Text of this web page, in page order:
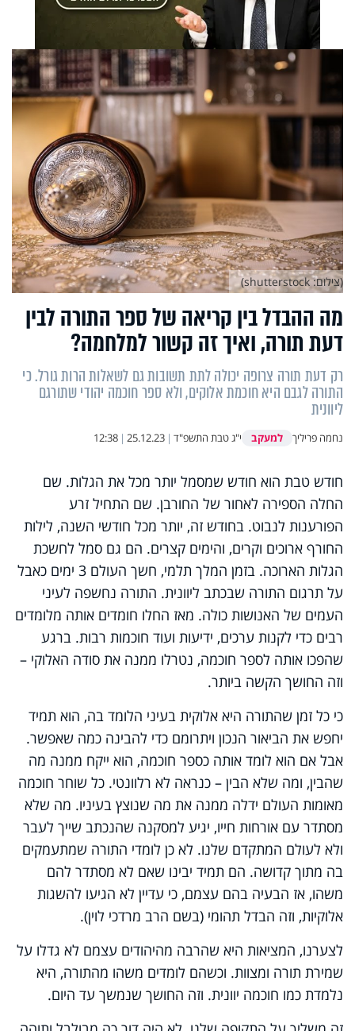
מה ההבדל בין קריאה של ספר התורה לבין
דעת תורה, ואיך זה קשור למלחמה?
רק דעת תורה צרופה יכולה לתת תשובות גם לשאלות הרות גורל. כי
התורה לגבם היא חוכמת אלוקים, ולא ספר חוכמה יהודי שתורגם
ליוונית
נחמה פריליך למעקב י"ג טבת התשפ"ד |
25.12.23
|
12:38
(צילום: shutterstock)
חודש טבת הוא חודש שמסמל יותר מכל את הגלות. שם
החלה הספירה לאחור של החורבן. שם התחיל זרע
הפורענות לנבוט. בחודש זה, יותר מכל חודשי השנה, לילות
החורף ארוכים וקרים, והימים קצרים. הם גם סמל לחשכת
הגלות הארוכה. בזמן המלך תלמי, חשך העולם 3 ימים כאבל
על תרגום התורה שבכתב ליוונית. התורה נחשפה לעיני
העמים של האנושות כולה. מאז החלו חומדים אותה מלומדים
רבים כדי לקנות ערכים, ידיעות ועוד חוכמות רבות. ברגע
שהפכו אותה לספר חוכמה, נטרלו ממנה את סודה האלוקי –
וזה החושך הקשה ביותר.
כי כל זמן שהתורה היא אלוקית בעיני הלומד בה, הוא תמיד
יחפש את הביאור הנכון ויתרומם כדי להבינה כמה שאפשר.
אבל אם הוא לומד אותה כספר חוכמה, הוא ייקח ממנה מה
שהבין, ומה שלא הבין – כנראה לא רלוונטי. כל שוחר חוכמה
מאומות העולם ידלה ממנה את מה שנוצץ בעיניו. מה שלא
מסתדר עם אורחות חייו, יגיע למסקנה שהנכתב שייך לעבר
ולא לעולם המתקדם שלנו. לא כן לומדי התורה שמתעמקים
בה מתוך קדושה. הם תמיד יבינו שאם לא מסתדר להם
משהו, אז הבעיה בהם עצמם, כי עדיין לא הגיעו להשגות
אלוקיות, וזה הבדל תהומי (בשם הרב מרדכי לוין).
לצערנו, המציאות היא שהרבה מהיהודים עצמם לא גדלו על
שמירת תורה ומצוות. וכשהם לומדים משהו מהתורה, היא
נלמדת כמו חוכמה יוונית. וזה החושך שנמשך עד היום.